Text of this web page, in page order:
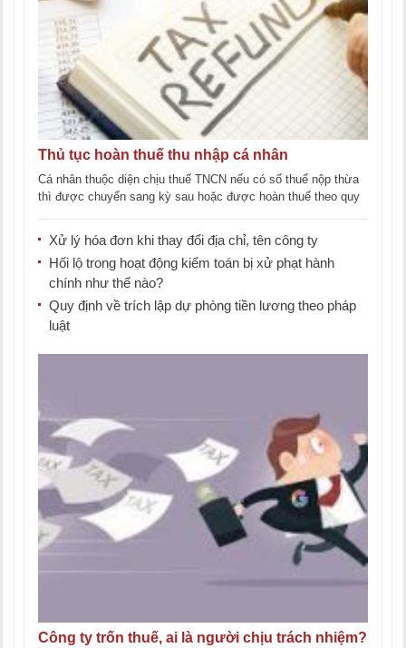
Thủ tục hoàn thuế thu nhập cá nhân
Cá nhân thuộc diện chịu thuế TNCN nếu có số thuế nộp thừa
thì được chuyển sang kỳ sau hoặc được hoàn thuế theo quy
Xử lý hóa đơn khi thay đổi địa chỉ, tên công ty
Hối lộ trong hoạt động kiểm toán bị xử phạt hành
chính như thế nào?
Quy định về trích lập dự phòng tiền lương theo pháp
luật
Công ty trốn thuế, ai là người chịu trách nhiệm?